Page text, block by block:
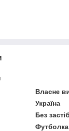
Власне
Україна
Без
Футболка